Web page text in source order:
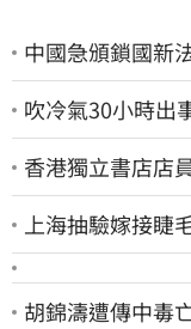
中國急頒鎖國新
吹冷氣30小時出
香港獨立書店店
上海抽驗嫁接睫
胡錦濤遭傳中毒